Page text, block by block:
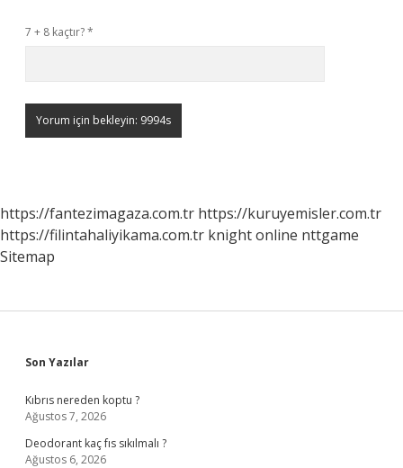
7 + 8 kaçtır?*
https://fantezimagaza.com.tr https://kuruyemisler.com.tr
https://filintahaliyikama.com.tr knight online nttgame
Sitemap
Sidebar
Son Yazılar
Kıbrıs nereden koptu ?
Ağustos 7, 2026
Deodorant kaç fıs sıkılmalı ?
Ağustos 6, 2026